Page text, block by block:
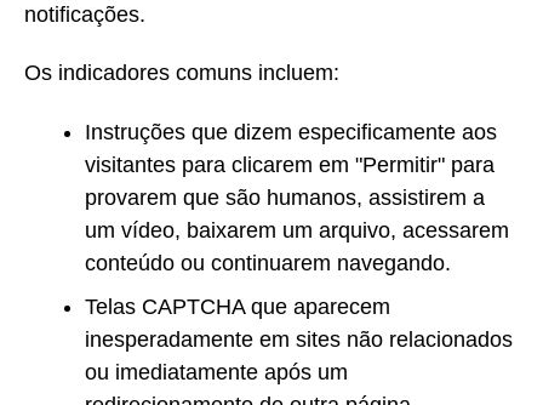
notificações.
Os indicadores comuns incluem:
Instruções que dizem especificamente aos
visitantes para clicarem em "Permitir" para
provarem que são humanos, assistirem a
um vídeo, baixarem um arquivo, acessarem
conteúdo ou continuarem navegando.
Telas CAPTCHA que aparecem
inesperadamente em sites não relacionados
ou imediatamente após um